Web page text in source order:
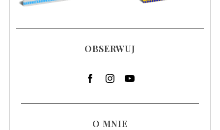
OBSERWUJ
O MNIE